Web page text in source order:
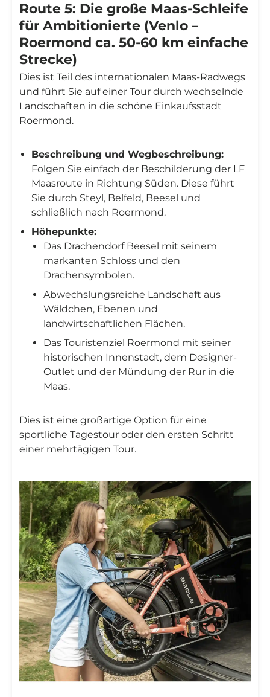
Route 5: Die große Maas-Schleife
für Ambitionierte (Venlo –
Roermond ca. 50-60 km einfache
Strecke)
Dies ist Teil des internationalen Maas-Radwegs
und führt Sie auf einer Tour durch wechselnde
Landschaften in die schöne Einkaufsstadt
Roermond.
Beschreibung und Wegbeschreibung:
Folgen Sie einfach der Beschilderung der LF
Maasroute in Richtung Süden. Diese führt
Sie durch Steyl, Belfeld, Beesel und
schließlich nach Roermond.
Höhepunkte:
Das Drachendorf Beesel mit seinem
markanten Schloss und den
Drachensymbolen.
Abwechslungsreiche Landschaft aus
Wäldchen, Ebenen und
landwirtschaftlichen Flächen.
Das Touristenziel Roermond mit seiner
historischen Innenstadt, dem Designer-
Outlet und der Mündung der Rur in die
Maas.
Dies ist eine großartige Option für eine
sportliche Tagestour oder den ersten Schritt
einer mehrtägigen Tour.